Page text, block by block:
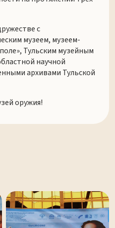
с
музеем, музеем-
Тульским музейным
научной
архивами Тульской
оружия!